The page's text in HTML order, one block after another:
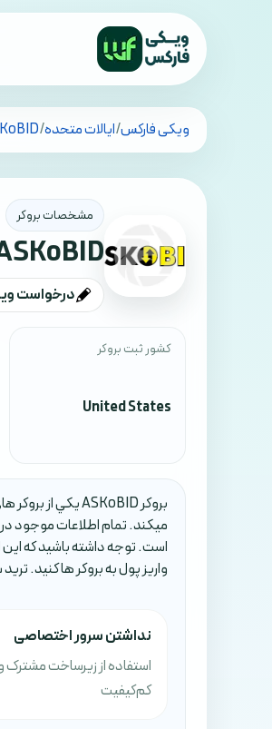
تمام کشورهاویکی فارکس/ایالات متحده/
مشخصات بروکر
درخواست
کشور ثبت بروکر
United States
ميکند. تمام اطلاعات موجود
است. توجه داشته باشيد که
واريز پول به بروکر ها کنيد.
نداشتن سرور اختصاصی
استفاده از زیرساخت مشترک
کم‌کیفیت